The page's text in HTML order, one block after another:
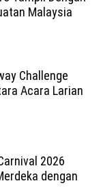
Malaysia
Challenge
Acara Larian
2026
dengan